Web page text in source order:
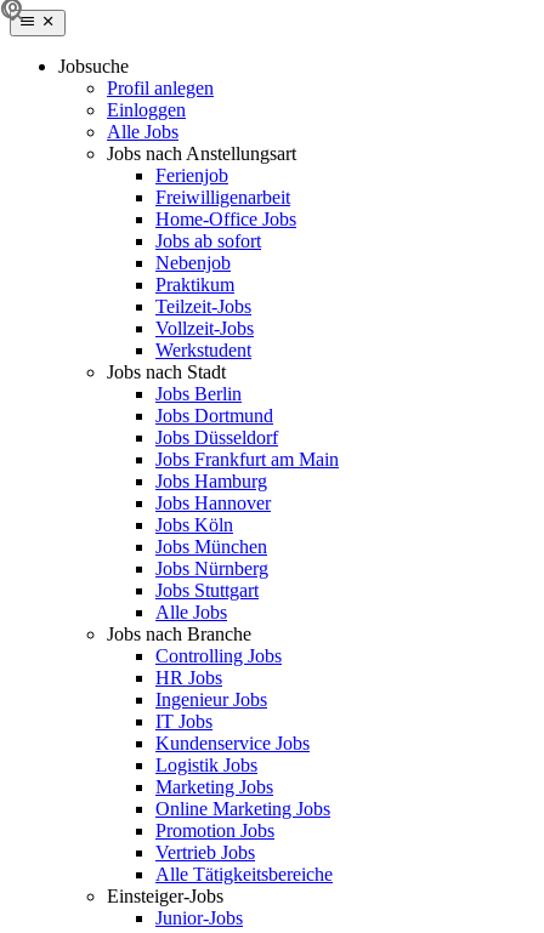
Jobsuche
Profil anlegen
Einloggen
Alle Jobs
Jobs nach Anstellungsart
Ferienjob
Freiwilligenarbeit
Home-Office Jobs
Jobs ab sofort
Nebenjob
Praktikum
Teilzeit-Jobs
Vollzeit-Jobs
Werkstudent
Jobs nach Stadt
Jobs Berlin
Jobs Dortmund
Jobs Düsseldorf
Jobs Frankfurt am Main
Jobs Hamburg
Jobs Hannover
Jobs Köln
Jobs München
Jobs Nürnberg
Jobs Stuttgart
Alle Jobs
Jobs nach Branche
Controlling Jobs
HR Jobs
Ingenieur Jobs
IT Jobs
Kundenservice Jobs
Logistik Jobs
Marketing Jobs
Online Marketing Jobs
Promotion Jobs
Vertrieb Jobs
Alle Tätigkeitsbereiche
Einsteiger-Jobs
Junior-Jobs